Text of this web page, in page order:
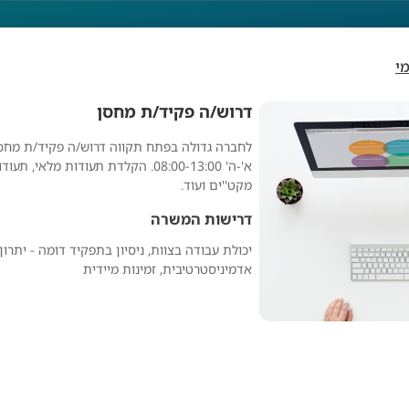
דרוש/ה פקיד/ת מחסן
לחברה גדולה בפתח תקווה דרוש/ה פקיד/ת
א'-ה' 08:00-13:00. הקלדת תעודות
מקט''ים ועוד.
דרישות המשרה
יכולת עבודה בצוות, ניסיון בתפקיד דומה -
אדמיניסטרטיבית, זמינות מיידית
ה פקיד/ת